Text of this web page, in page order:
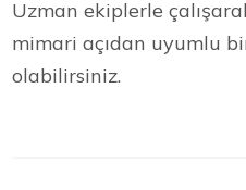
Uzman ekiplerle
mimari açıdan uyumlu
olabilirsiniz.